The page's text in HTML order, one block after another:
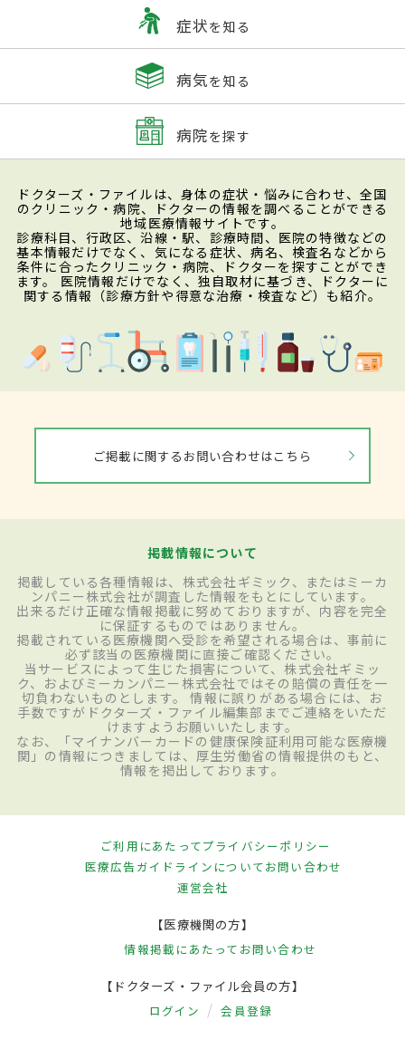
症状を知る
病気を知る
病院を探す
ドクターズ・ファイルは、身体の症状・悩みに合わせ、全国
のクリニック・病院、ドクターの情報を調べることができる
地域医療情報サイトです。
診療科目、行政区、沿線・駅、診療時間、医院の特徴などの
基本情報だけでなく、気になる症状、病名、検査名などから
条件に合ったクリニック・病院、ドクターを探すことができ
ます。 医院情報だけでなく、独自取材に基づき、ドクターに
関する情報（診療方針や得意な治療・検査など）も紹介。
ご掲載に関するお問い合わせはこちら
掲載情報について
掲載している各種情報は、株式会社ギミック、またはミーカ
ンパニー株式会社が調査した情報をもとにしています。
出来るだけ正確な情報掲載に努めておりますが、内容を完全
に保証するものではありません。
掲載されている医療機関へ受診を希望される場合は、事前に
必ず該当の医療機関に直接ご確認ください。
当サービスによって生じた損害について、株式会社ギミッ
ク、およびミーカンパニー株式会社ではその賠償の責任を一
切負わないものとします。 情報に誤りがある場合には、お
手数ですがドクターズ・ファイル編集部までご連絡をいただ
けますようお願いいたします。
なお、「マイナンバーカードの健康保険証利用可能な医療機
関」の情報につきましては、厚生労働省の情報提供のもと、
情報を掲出しております。
ご利用にあたってプライバシーポリシー
医療広告ガイドラインについてお問い合わせ
運営会社
【医療機関の方】
情報掲載にあたって お問い合わせ
【ドクターズ・ファイル会員の方】
ログイン 会員登録